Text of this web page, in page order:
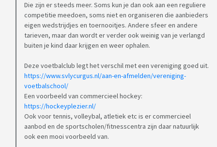
Die zijn er steeds meer. Soms kun je dan ook aan een reguliere
competitie meedoen, soms niet en organiseren die aanbieders
eigen wedstrijdjes en toernooitjes. Andere sfeer en andere
tarieven, maar dan wordt er verder ook weinig van je verlangd
buiten je kind daar krijgen en weer ophalen.
Deze voetbalclub legt het verschil met een vereniging goed uit.
https://www.svlycurgus.nl/aan-en-afmelden/vereniging-
voetbalschool/
Een voorbeeld van commercieel hockey:
https://hockeyplezier.nl/
Ook voor tennis, volleybal, atletiek etc is er commercieel
aanbod en de sportscholen/fitnesscentra zijn daar natuurlijk
ook een mooi voorbeeld van.